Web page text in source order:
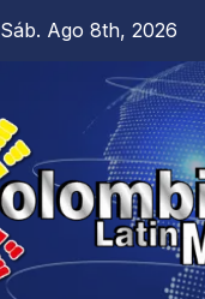
Sáb. Ago 8th, 2026